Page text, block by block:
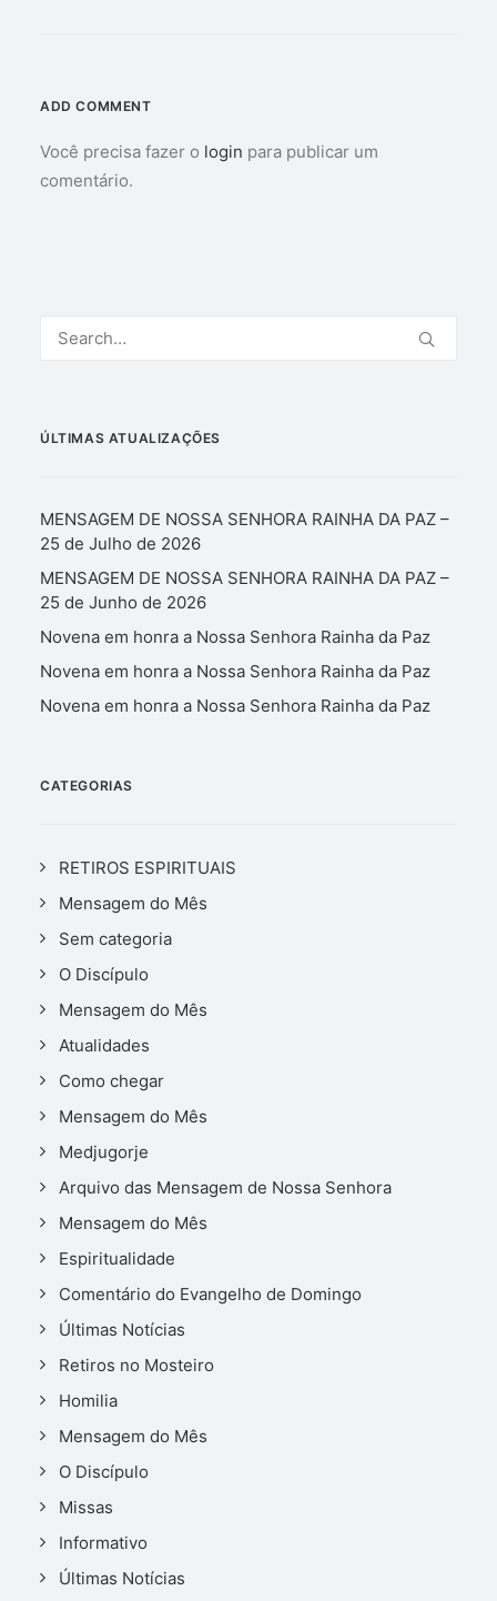
ADD COMMENT
Você precisa fazer o login para publicar um
comentário.
ÚLTIMAS ATUALIZAÇÕES
MENSAGEM DE NOSSA SENHORA RAINHA DA PAZ –
25 de Julho de 2026
MENSAGEM DE NOSSA SENHORA RAINHA DA PAZ –
25 de Junho de 2026
Novena em honra a Nossa Senhora Rainha da Paz
Novena em honra a Nossa Senhora Rainha da Paz
Novena em honra a Nossa Senhora Rainha da Paz
CATEGORIAS
RETIROS ESPIRITUAIS
Mensagem do Mês
Sem categoria
O Discípulo
Mensagem do Mês
Atualidades
Como chegar
Mensagem do Mês
Medjugorje
Arquivo das Mensagem de Nossa Senhora
Mensagem do Mês
Espiritualidade
Comentário do Evangelho de Domingo
Últimas Notícias
Retiros no Mosteiro
Homilia
Mensagem do Mês
O Discípulo
Missas
Informativo
Últimas Notícias